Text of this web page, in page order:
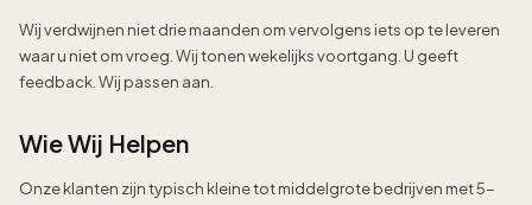
Wij verdwijnen niet drie maanden om vervolgens iets op te leveren
waar u niet om vroeg. Wij tonen wekelijks voortgang. U geeft
feedback. Wij passen aan.
Wie Wij Helpen
Onze klanten zijn typisch kleine tot middelgrote bedrijven met 5-